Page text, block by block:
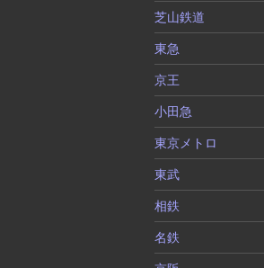
芝山鉄道
東急
京王
小田急
東京メトロ
東武
相鉄
名鉄